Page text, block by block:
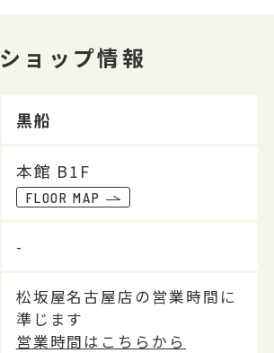
ショップ情報
黒船
本館 B1F
FLOOR MAP
-
松坂屋名古屋店の営業時間に
準じます
営業時間はこちらから